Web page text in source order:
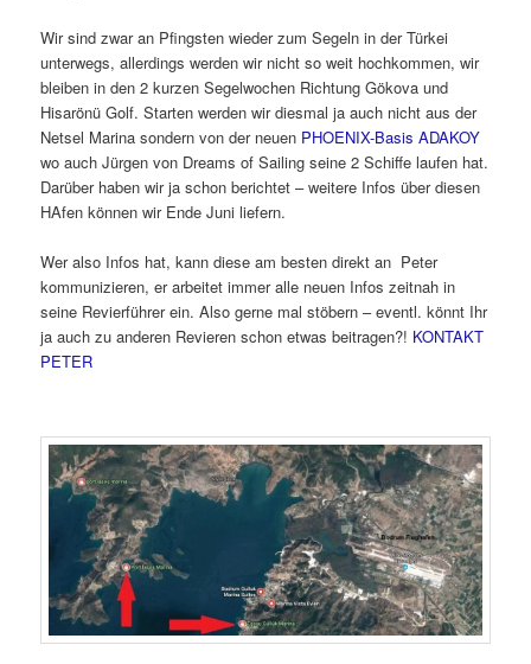
Wir sind zwar an Pfingsten wieder zum Segeln in der Türkei
unterwegs, allerdings werden wir nicht so weit hochkommen, wir
bleiben in den 2 kurzen Segelwochen Richtung Gökova und
Hisarönü Golf. Starten werden wir diesmal ja auch nicht aus der
Netsel Marina sondern von der neuen PHOENIX-Basis ADAKOY
wo auch Jürgen von Dreams of Sailing seine 2 Schiffe laufen hat.
Darüber haben wir ja schon berichtet – weitere Infos über diesen
HAfen können wir Ende Juni liefern.
Wer also Infos hat, kann diese am besten direkt an Peter
kommunizieren, er arbeitet immer alle neuen Infos zeitnah in
seine Revierführer ein. Also gerne mal stöbern – eventl. könnt Ihr
ja auch zu anderen Revieren schon etwas beitragen?! KONTAKT
PETER